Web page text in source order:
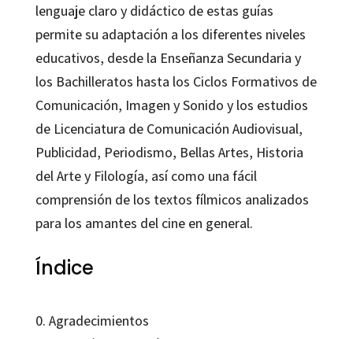
lenguaje claro y didáctico de estas guías
permite su adaptación a los diferentes niveles
educativos, desde la Enseñanza Secundaria y
los Bachilleratos hasta los Ciclos Formativos de
Comunicación, Imagen y Sonido y los estudios
de Licenciatura de Comunicación Audiovisual,
Publicidad, Periodismo, Bellas Artes, Historia
del Arte y Filología, así como una fácil
comprensión de los textos fílmicos analizados
para los amantes del cine en general.
Índice
0. Agradecimientos